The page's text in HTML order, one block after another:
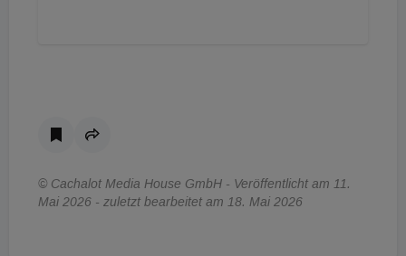
© Cachalot Media House GmbH - Veröffentlicht am 11.
Mai 2026 - zuletzt bearbeitet am 18. Mai 2026